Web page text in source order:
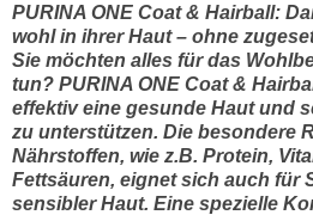
PURINA ONE Coat & Hairball:
wohl in ihrer Haut – ohne
Sie möchten alles für das
tun? PURINA ONE Coat &
effektiv eine gesunde Haut und
zu unterstützen. Die besondere
Nährstoffen, wie z.B. Protein,
Fettsäuren, eignet sich auch für
sensibler Haut. Eine spezielle